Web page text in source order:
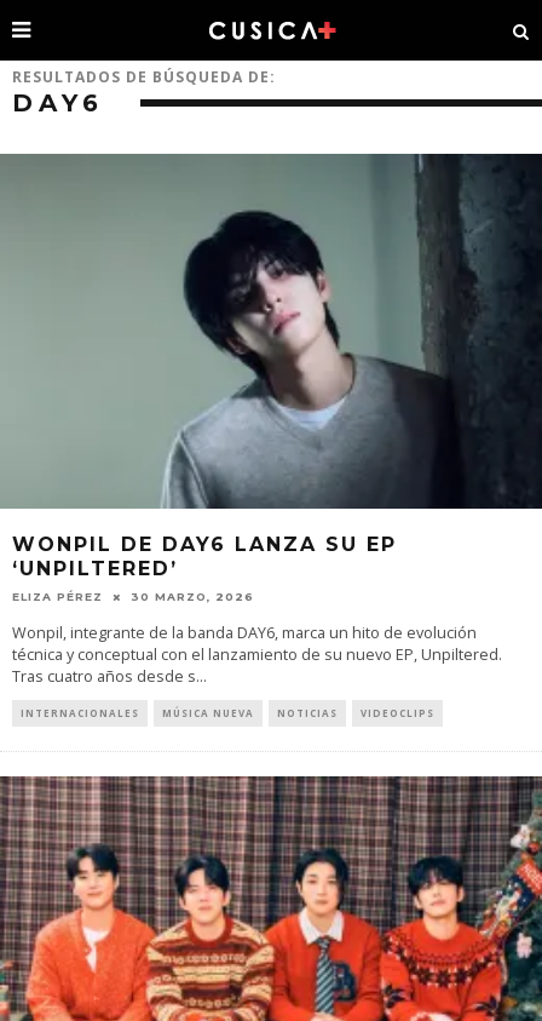
RESULTADOS DE BÚSQUEDA DE:
DAY6
WONPIL DE DAY6 LANZA SU EP
‘UNPILTERED’
ELIZA PÉREZ 30 MARZO, 2026
Wonpil, integrante de la banda DAY6, marca un hito de evolución
técnica y conceptual con el lanzamiento de su nuevo EP, Unpiltered.
Tras cuatro años desde s...
INTERNACIONALES MÚSICA NUEVA NOTICIAS VIDEOCLIPS